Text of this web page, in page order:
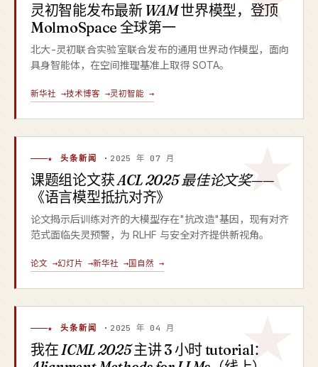
灵初智能发布最新 WAM世界模型，登顶
MolmoSpace 全球第一
北大-灵初联合实验室联合发布的通用世界动作模型，面向
具身智能体，在空间推理基准上取得 SOTA。
新华社 →技术博客 →灵初智能 →
★ 头条新闻 · 2025 年 07 月
课题组论文获ACL 2025 最佳论文奖——
《语言模型抵抗对齐》
论文揭示后训练对齐的大模型存在"抗改造"基因，现有对齐
范式面临失灵预警，为 RLHF 与安全对齐提供新视角。
论文 →幻灯片 →新华社 →国自然 →
★ 头条新闻 · 2025 年 04 月
我在ICML 2025主讲 3 小时 tutorial：